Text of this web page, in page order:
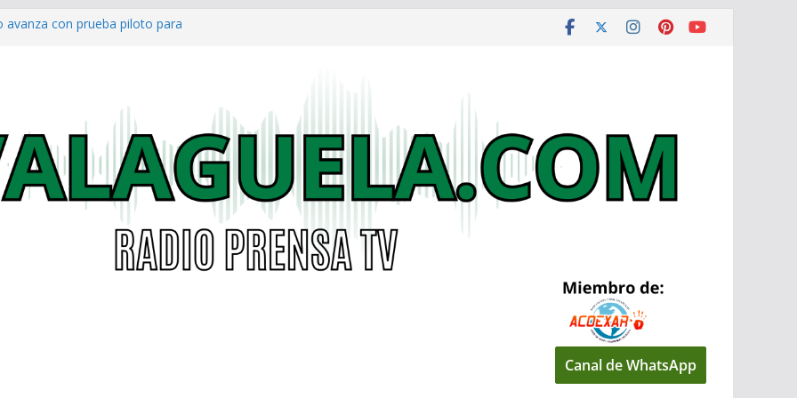
avanza con prueba piloto para
eléctricas: alcaldías podrán
garantizar acceso digno a
ya cuenta con parques infantiles
Canal de WhatsApp